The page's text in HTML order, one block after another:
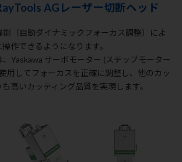
AGレーザー切断ヘッド
能（自動ダイナミックフォーカス調整）によ
作できるようになります。
Yaskawa サーボモーター (ステップモーター
用してフォーカスを正確に調整し、他のカッ
高いカッティング品質を実現します。